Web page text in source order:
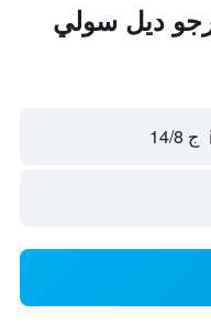
ديل سولي
ج 14/8